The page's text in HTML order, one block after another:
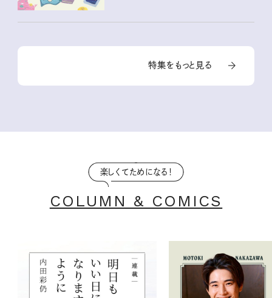
特集をもっと見る
楽しくてためになる！
COLUMN & COMICS